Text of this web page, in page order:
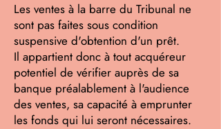
Les ventes à la barre du Tribunal ne
sont pas faites sous condition
suspensive d'obtention d'un prêt.
Il appartient donc à tout acquéreur
potentiel de vérifier auprès de sa
banque préalablement à l'audience
des ventes, sa capacité à emprunter
les fonds qui lui seront nécessaires.